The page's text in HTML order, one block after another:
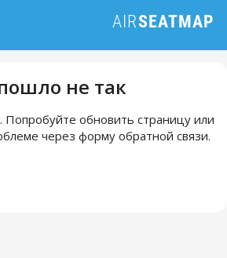
не так
обновить страницу или
через форму обратной связи.